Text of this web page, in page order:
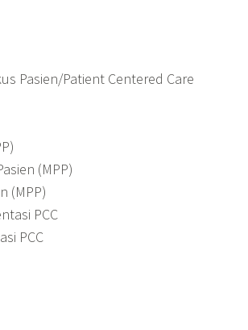
Pasien/Patient Centered Care
(MPP)
(MPP)
PCC
PCC